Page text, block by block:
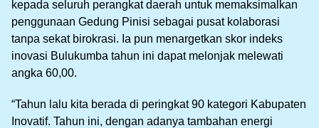
kepada seluruh perangkat daerah untuk memaksimalkan
penggunaan Gedung Pinisi sebagai pusat kolaborasi
tanpa sekat birokrasi. Ia pun menargetkan skor indeks
inovasi Bulukumba tahun ini dapat melonjak melewati
angka 60,00.
“Tahun lalu kita berada di peringkat 90 kategori Kabupaten
Inovatif. Tahun ini, dengan adanya tambahan energi